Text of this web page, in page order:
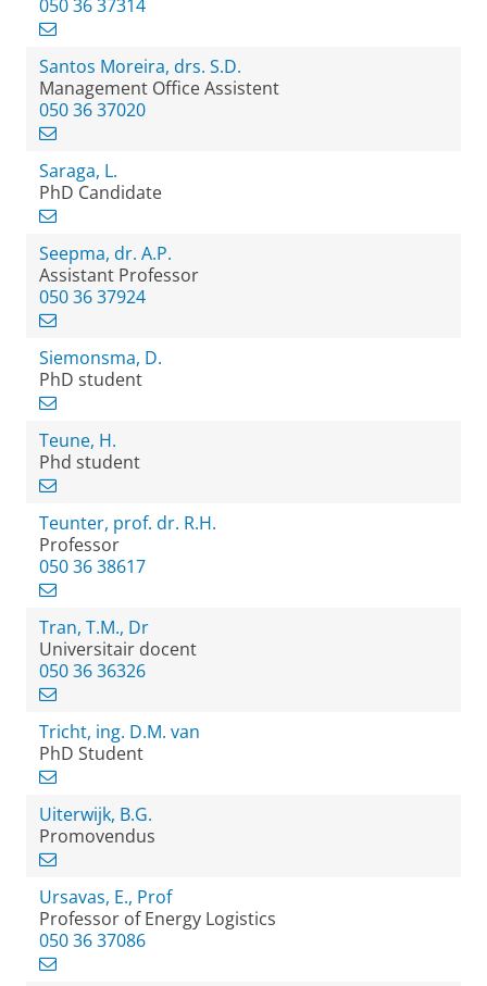
050 36 37314
Santos Moreira, drs. S.D.
Management Office Assistent
050 36 37020
Saraga, L.
PhD Candidate
Seepma, dr. A.P.
Assistant Professor
050 36 37924
Siemonsma, D.
PhD student
Teune, H.
Phd student
Teunter, prof. dr. R.H.
Professor
050 36 38617
Tran, T.M., Dr
Universitair docent
050 36 36326
Tricht, ing. D.M. van
PhD Student
Uiterwijk, B.G.
Promovendus
Ursavas, E., Prof
Professor of Energy Logistics
050 36 37086